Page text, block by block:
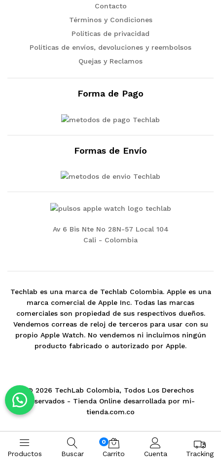
Contacto
Términos y Condiciones
Políticas de privacidad
Políticas de envíos, devoluciones y reembolsos
Quejas y Reclamos
Forma de Pago
Formas de Envío
Av 6 Bis Nte No 28N-57 Local 104
Cali - Colombia
Techlab es una marca de Techlab Colombia. Apple es una
marca comercial de Apple Inc. Todas las marcas
comerciales son propiedad de sus respectivos dueños.
Vendemos correas de reloj de terceros para usar con su
propio Apple Watch. No vendemos ni incluimos ningún
producto fabricado o autorizado por Apple.
© 2026 TechLab Colombia, Todos Los Derechos
Reservados - Tienda Online desarrollada por mi-
tienda.com.co
Productos Buscar
0
Carrito Cuenta Tracking